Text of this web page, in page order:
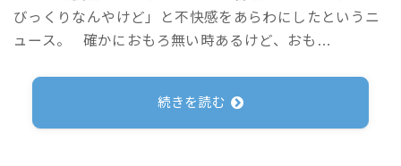
びっくりなんやけど」と不快感をあらわにしたというニ
ュース。 確かにおもろ無い時あるけど、おも…
続きを読む